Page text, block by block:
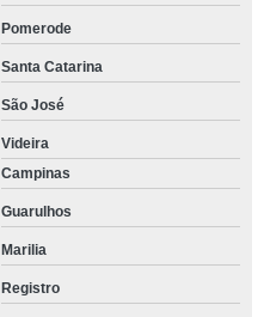
Pomerode
Santa Catarina
São José
Videira
Campinas
Guarulhos
Marilia
Registro